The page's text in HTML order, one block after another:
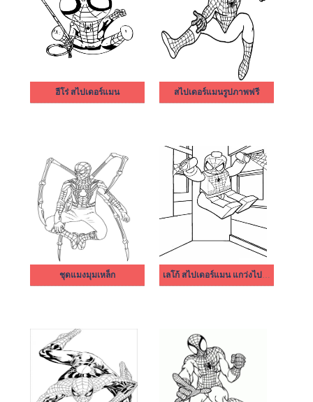
ฮีโร่ สไปเดอร์แมน สไปเดอร์แมนรูปภาพฟรี
ชุดแมงมุมเหล็ก